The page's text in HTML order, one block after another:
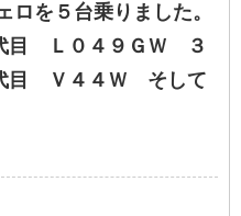
を５台乗りました。
目 Ｌ０４９ＧＷ ３
目 Ｖ４４Ｗ そして